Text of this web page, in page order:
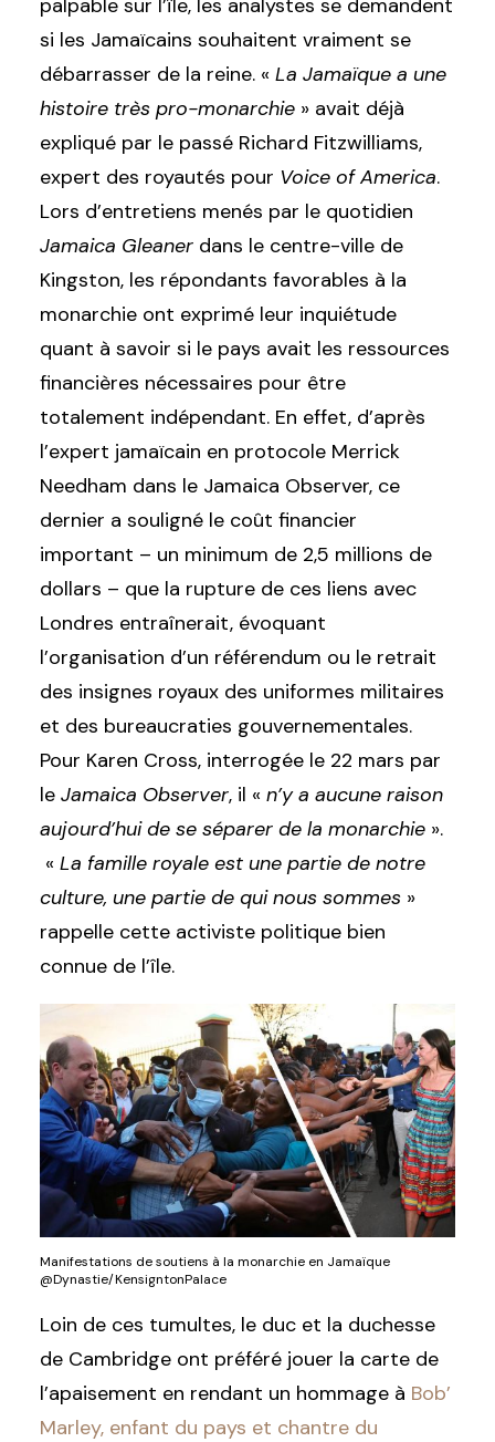
palpable sur l’île, les analystes se demandent
si les Jamaïcains souhaitent vraiment se
débarrasser de la reine. « La Jamaïque a une
histoire très pro-monarchie » avait déjà
expliqué par le passé Richard Fitzwilliams,
expert des royautés pour Voice of America.
Lors d’entretiens menés par le quotidien
Jamaica Gleaner dans le centre-ville de
Kingston, les répondants favorables à la
monarchie ont exprimé leur inquiétude
quant à savoir si le pays avait les ressources
financières nécessaires pour être
totalement indépendant. En effet, d’après
l’expert jamaïcain en protocole Merrick
Needham dans le Jamaica Observer, ce
dernier a souligné le coût financier
important – un minimum de 2,5 millions de
dollars – que la rupture de ces liens avec
Londres entraînerait, évoquant
l’organisation d’un référendum ou le retrait
des insignes royaux des uniformes militaires
et des bureaucraties gouvernementales.
Pour Karen Cross, interrogée le 22 mars par
le Jamaica Observer, il « n’y a aucune raison
aujourd’hui de se séparer de la monarchie ».
« La famille royale est une partie de notre
culture, une partie de qui nous sommes »
rappelle cette activiste politique bien
connue de l’île.
Manifestations de soutiens à la monarchie en Jamaïque
@Dynastie/KensigntonPalace
Loin de ces tumultes, le duc et la duchesse
de Cambridge ont préféré jouer la carte de
l’apaisement en rendant un hommage à Bob’
Marley, enfant du pays et chantre du